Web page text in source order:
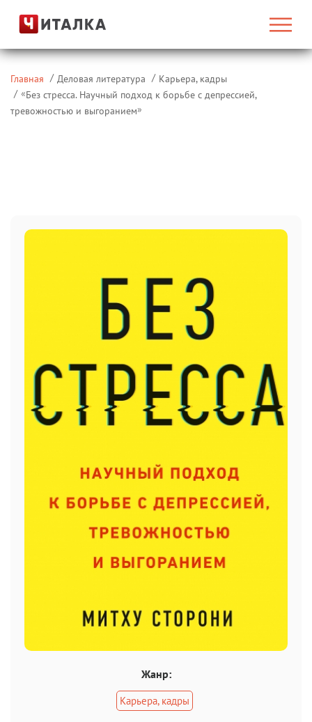
Главная Деловая литература
Карьера, кадры
«Без стресса. Научный подход к борьбе с депрессией,
тревожностью и выгоранием»
Жанр:
Карьера, кадры